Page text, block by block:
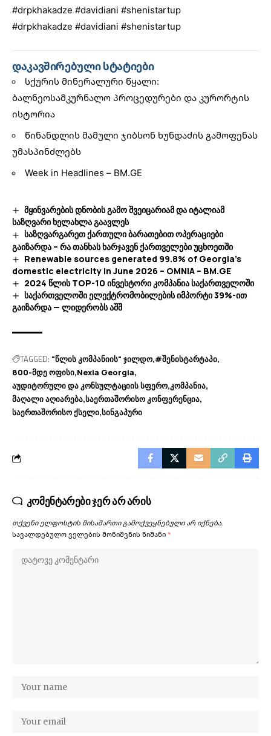
#drpkhakadze #davidiani #shenistartup
#drpkhakadze #davidiani #shenistartup
დაკავშირებული სტატიები
სქურის მინერალური წყალი:
ბალნეოსამკურნალო პროცედურები და კურორტის
ისტორია
წინანდლის მამული ჯიბსონ ხუნდაძის გამოფენას
უმასპინძლებს
Week in Headlines – BM.GE
მყინვარების დნობის გამო შვეიცარიამ და იტალიამ
საზღვარი ხელახლა გაავლეს
საზღვარგარეთ ქართული ბარათებით ოპერაციები
გაიზარდა – რა თანხას ხარჯავენ ქართველები უცხოეთში
Renewable sources generated 99.8% of Georgia’s
domestic electricity in June 2026 – OMNIA – BM.GE
2024 წლის TOP-10 ინვესტორი კომპანია საქართველოში
საქართველოში ელექტრომობილების იმპორტი 39%-ით
გაიზარდა — ლიდერობს აშშ
TAGGED: "წლის კომპანიის" ჯილდო #შენისტარტაპი
800-მდე ოფისი Nexia Georgia
აუდიტორული და კონსულტაციის სფერო კომპანია
მაღალი აღიარება საერთაშორისო კონფერენცია
საერთაშორისო ქსელი სინგაპური
კომენტარები ჯერ არ არის
თქვენი ელფოსტის მისამართი გამოქვეყნებული არ იქნება.
სავალდებულო ველების მონიშვნის ნიშანი *